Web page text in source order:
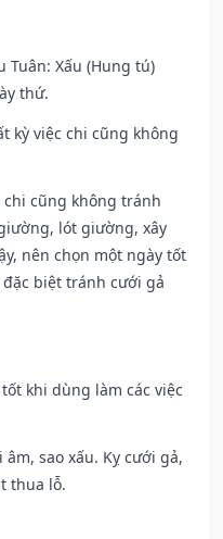
Tuân: Xấu (Hung tú)
thứ.
kỳ việc chi cũng không
chi cũng không tránh
lót giường, xây
nên chọn một ngày tốt
biệt tránh cưới gả
khi dùng làm các việc
âm, sao xấu. Kỵ cưới gả,
thua lỗ.